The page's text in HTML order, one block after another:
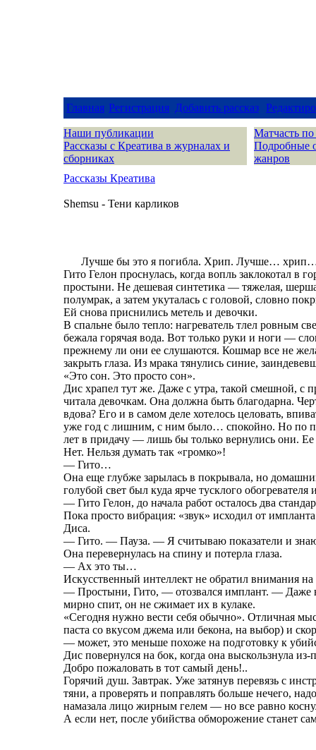
Главная Регистрация Добавить рассказ
Наши публикации
Рассказы с Креатива в журналах и
сборниках
Матчасть
Подробные
жанров
Рассказы Креатива
Shemsu - Тени карликов
Лучше бы это я погибла. Хрип. Лучше…
Гито Гелон проснулась, когда вопль заклокотал в
простыни. Не дешевая синтетика — тяжелая,
полумрак, а затем укуталась с головой, словно
Ей снова приснились метель и девочки.
В спальне было тепло: нагреватель тлел ровным
бежала горячая вода. Вот только руки и ноги —
прежнему ли они ее слушаются. Кошмар все не
закрыть глаза. Из мрака тянулись синие,
«Это сон. Это просто сон».
Дис храпел тут же. Даже с утра, такой смешной, с
читала девочкам. Она должна быть благодарна.
вдова? Его и в самом деле хотелось целовать,
уже год с лишним, с ним было… спокойно. Но по
лет в придачу — лишь бы только вернулись они.
Нет. Нельзя думать так «громко»!
— Гито…
Она еще глубже зарылась в покрывала, но
голубой свет был куда ярче тусклого обогревателя
— Гито Гелон, до начала работ осталось два
Пока просто вибрация: «звук» исходил от
Диса.
— Гито. — Пауза. — Я считываю показатели и
Она перевернулась на спину и потерла глаза.
— Ах это ты…
Искусственный интеллект не обратил внимания
— Простыни, Гито, — отозвался имплант. — Даже
мирно спит, он не сжимает их в кулаке.
«Сегодня нужно вести себя обычно». Отличная
паста со вкусом джема или бекона, на выбор) и
— может, это меньше похоже на подготовку к
Дис повернулся на бок, когда она выскользнула
Добро пожаловать в тот самый день!..
Горячий душ. Завтрак. Уже затянув перевязь с
тяни, а проверять и поправлять больше нечего,
намазала лицо жирным гелем — но все равно
А если нет, после убийства обморожение станет